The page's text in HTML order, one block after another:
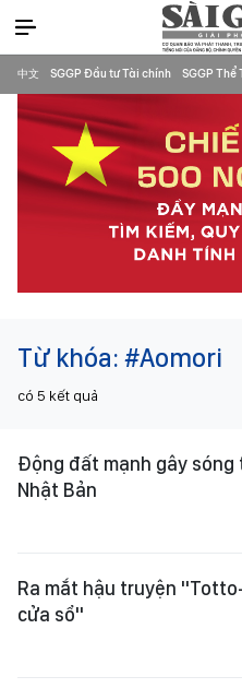
中文 SGGP Đầu tư Tài chính SGGP Thể
Từ khóa: #Aomori
có 5 kết quả
Động đất mạnh gây sóng
Nhật Bản
Ra mắt hậu truyện
cửa sổ"